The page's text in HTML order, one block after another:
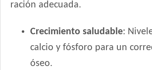
ración adecuada.
Crecimiento saludable:
calcio y fósforo para un
óseo.